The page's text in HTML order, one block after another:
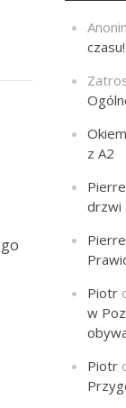
z A2
Pierre
drzwi
Pierre
Piotr
w
Piotr